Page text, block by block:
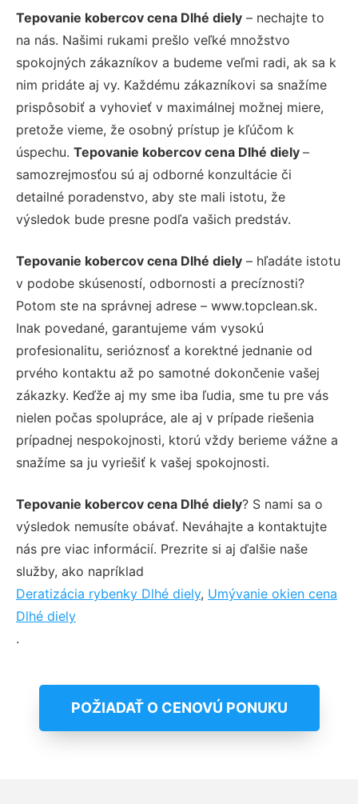
Tepovanie kobercov cena Dlhé diely – nechajte to
na nás. Našimi rukami prešlo veľké množstvo
spokojných zákazníkov a budeme veľmi radi, ak sa k
nim pridáte aj vy. Každému zákazníkovi sa snažíme
prispôsobiť a vyhovieť v maximálnej možnej miere,
pretože vieme, že osobný prístup je kľúčom k
úspechu. Tepovanie kobercov cena Dlhé diely –
samozrejmosťou sú aj odborné konzultácie či
detailné poradenstvo, aby ste mali istotu, že
výsledok bude presne podľa vašich predstáv.
Tepovanie kobercov cena Dlhé diely – hľadáte istotu
v podobe skúseností, odbornosti a precíznosti?
Potom ste na správnej adrese – www.topclean.sk.
Inak povedané, garantujeme vám vysokú
profesionalitu, serióznosť a korektné jednanie od
prvého kontaktu až po samotné dokončenie vašej
zákazky. Keďže aj my sme iba ľudia, sme tu pre vás
nielen počas spolupráce, ale aj v prípade riešenia
prípadnej nespokojnosti, ktorú vždy berieme vážne a
snažíme sa ju vyriešiť k vašej spokojnosti.
Tepovanie kobercov cena Dlhé diely? S nami sa o
výsledok nemusíte obávať. Neváhajte a kontaktujte
nás pre viac informácií. Prezrite si aj ďalšie naše
služby, ako napríklad
Deratizácia rybenky Dlhé diely, Umývanie okien cena
Dlhé diely
.
POŽIADAŤ O CENOVÚ PONUKU